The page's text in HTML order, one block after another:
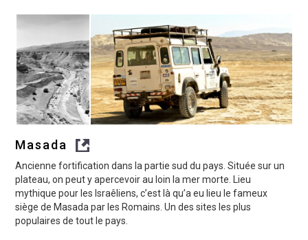
Masada
Ancienne fortification dans la partie sud du pays. Située sur un
plateau, on peut y apercevoir au loin la mer morte. Lieu
mythique pour les Israêliens, c’est là qu’a eu lieu le fameux
siège de Masada par les Romains. Un des sites les plus
populaires de tout le pays.